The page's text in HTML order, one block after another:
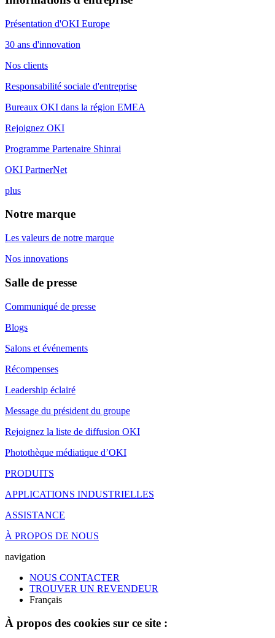
Présentation d'OKI Europe
30 ans d'innovation
Nos clients
Responsabilité sociale d'entreprise
Bureaux OKI dans la région EMEA
Rejoignez OKI
Programme Partenaire Shinrai
OKI PartnerNet
plus
Notre marque
Les valeurs de notre marque
Nos innovations
Salle de presse
Communiqué de presse
Blogs
Salons et événements
Récompenses
Leadership éclairé
Message du président du groupe
Rejoignez la liste de diffusion OKI
Photothèque médiatique d’OKI
PRODUITS
APPLICATIONS INDUSTRIELLES
ASSISTANCE
À PROPOS DE NOUS
navigation
NOUS CONTACTER
TROUVER UN REVENDEUR
Français
À propos des cookies sur ce site :